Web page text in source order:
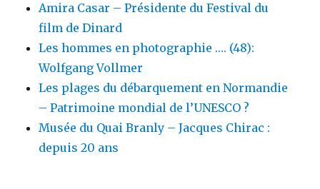
Amira Casar – Présidente du Festival du
film de Dinard
Les hommes en photographie …. (48):
Wolfgang Vollmer
Les plages du débarquement en Normandie
– Patrimoine mondial de l’UNESCO ?
Musée du Quai Branly – Jacques Chirac :
depuis 20 ans